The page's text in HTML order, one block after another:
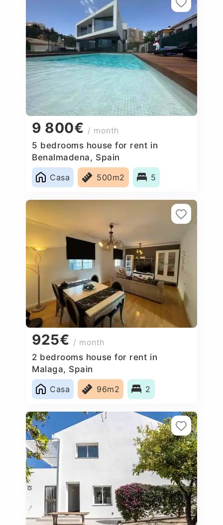
9 800€ / month
5 bedrooms house for rent in
Benalmadena, Spain
Casa
500m2 5
925€ / month
2 bedrooms house for rent in
Malaga, Spain
Casa
96m2 2